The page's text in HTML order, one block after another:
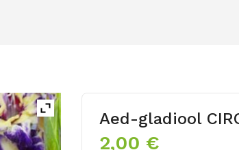
Aed-gladiool
2,00 €